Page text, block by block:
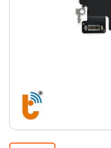
Thay pin